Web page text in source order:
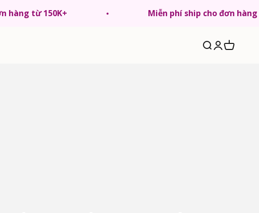
hàng từ 150K+ Miễn phí ship cho đơn
Tìm kiếm
Đăng nhập
Giỏ hàng